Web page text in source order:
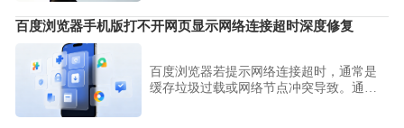
百度浏览器手机版打不开网页显示网络连接超时深度修复
百度浏览器若提示网络连接超时，通常是
缓存垃圾过载或网络节点冲突导致。通过